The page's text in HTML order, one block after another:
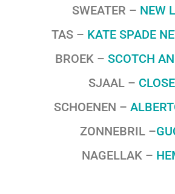
SWEATER – NEW
TAS – KATE SPADE
BROEK – SCOTCH
SJAAL –
SCHOENEN –
ZONNEBRIL –
NAGELLAK –